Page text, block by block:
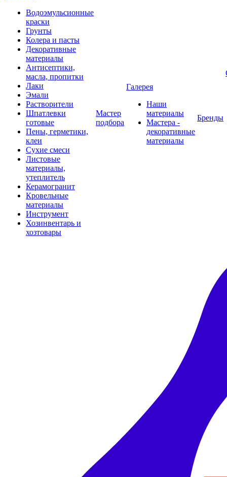
Водоэмульсионные
краски
Грунты
Колера и пасты
Декоративные
материалы
Антисептики,
масла, пропитки
Лаки
Эмали
Растворители
Шпатлевки
готовые
Пены, герметики,
клеи
Сухие смеси
Листовые
материалы,
утеплитель
Керамогранит
Кровельные
материалы
Инструмент
Хозинвентарь и
хозтовары
Мастер
подбора
Галерея
Наши
материалы
Мастера -
декоративные
материалы
Бренды